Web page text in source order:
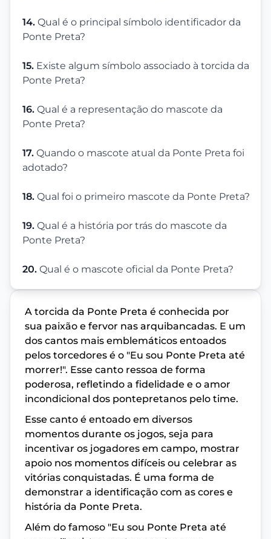
14. Qual é o principal símbolo identificador da
Ponte Preta?
15. Existe algum símbolo associado à torcida da
Ponte Preta?
16. Qual é a representação do mascote da
Ponte Preta?
17. Quando o mascote atual da Ponte Preta foi
adotado?
18. Qual foi o primeiro mascote da Ponte Preta?
19. Qual é a história por trás do mascote da
Ponte Preta?
20. Qual é o mascote oficial da Ponte Preta?
A torcida da Ponte Preta é conhecida por
sua paixão e fervor nas arquibancadas. E um
dos cantos mais emblemáticos entoados
pelos torcedores é o "Eu sou Ponte Preta até
morrer!". Esse canto ressoa de forma
poderosa, refletindo a fidelidade e o amor
incondicional dos pontepretanos pelo time.
Esse canto é entoado em diversos
momentos durante os jogos, seja para
incentivar os jogadores em campo, mostrar
apoio nos momentos difíceis ou celebrar as
vitórias conquistadas. É uma forma de
demonstrar a identificação com as cores e
história da Ponte Preta.
Além do famoso "Eu sou Ponte Preta até